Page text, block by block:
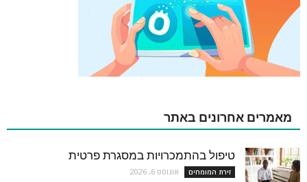
מאמרים אחרונים באתר
טיפול בהתמכרויות במסגרת פרטית
זירת המומחים אוגוסט 6, 2026